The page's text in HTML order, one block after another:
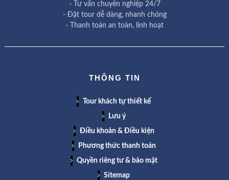
- Tư vấn chuyên nghiệp 24/7
- Đặt tour dễ dàng, nhanh chóng
- Thanh toán an toàn, linh hoạt
THÔNG TIN
Tour khách tự thiết kế
Lưu ý
Điều khoản & Điều kiện
Phương thức thanh toán
Quyền riêng tư & bảo mật
Sitemap